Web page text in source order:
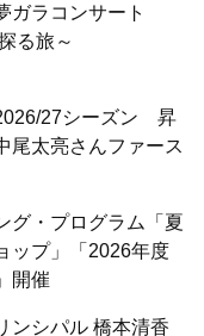
ガラコンサート
る旅～
27シーズン 昇
尾太亮さんファース
グ・プログラム「夏
ップ」「2026年度
開催
ンシパル 橋本清香